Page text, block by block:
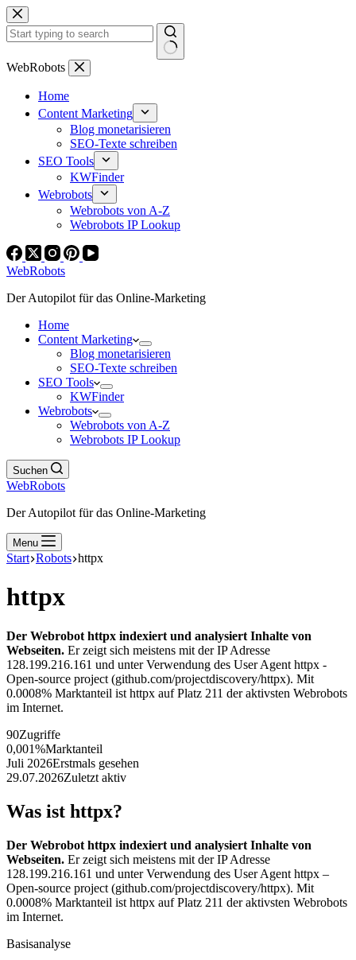
Zum
Inhalt
springen
Keine
WebRobots
Home
Content Marketing
Blog monetarisieren
SEO-Texte schreiben
SEO Tools
KWFinder
Webrobots
Webrobots von A-Z
Webrobots IP Lookup
WebRobots
Der Autopilot für das Online-Marketing
Home
Content Marketing
Blog monetarisieren
SEO-Texte schreiben
SEO Tools
KWFinder
Webrobots
Webrobots von A-Z
Webrobots IP Lookup
Suchen
WebRobots
Der Autopilot für das Online-Marketing
Menu
Start Robots httpx
httpx
Der Webrobot httpx indexiert und analysiert Inhalte von
Webseiten. Er zeigt sich meistens mit der IP Adresse
128.199.216.161 und unter Verwendung des User Agent httpx -
Open-source project (github.com/projectdiscovery/httpx). Mit
0.0008% Marktanteil ist httpx auf Platz 211 der aktivsten Webrobots
im Internet.
90Zugriffe
0,001%Marktanteil
Juli 2026Erstmals gesehen
29.07.2026Zuletzt aktiv
Was ist httpx?
Der Webrobot httpx indexiert und analysiert Inhalte von
Webseiten. Er zeigt sich meistens mit der IP Adresse
128.199.216.161 und unter Verwendung des User Agent httpx –
Open-source project (github.com/projectdiscovery/httpx). Mit
0.0008% Marktanteil ist httpx auf Platz 211 der aktivsten Webrobots
im Internet.
Basisanalyse